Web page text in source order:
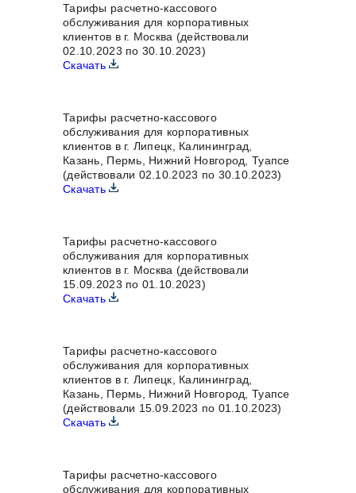
Тарифы расчетно-кассового
обслуживания для корпоративных
клиентов в г. Москва (действовали
02.10.2023 по 30.10.2023)
Скачать
Тарифы расчетно-кассового
обслуживания для корпоративных
клиентов в г. Липецк, Калининград,
Казань, Пермь, Нижний Новгород, Туапсе
(действовали 02.10.2023 по 30.10.2023)
Скачать
Тарифы расчетно-кассового
обслуживания для корпоративных
клиентов в г. Москва (действовали
15.09.2023 по 01.10.2023)
Скачать
Тарифы расчетно-кассового
обслуживания для корпоративных
клиентов в г. Липецк, Калининград,
Казань, Пермь, Нижний Новгород, Туапсе
(действовали 15.09.2023 по 01.10.2023)
Скачать
Тарифы расчетно-кассового
обслуживания для корпоративных